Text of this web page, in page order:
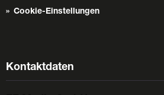
Cookie-Einstellungen
Kontaktdaten